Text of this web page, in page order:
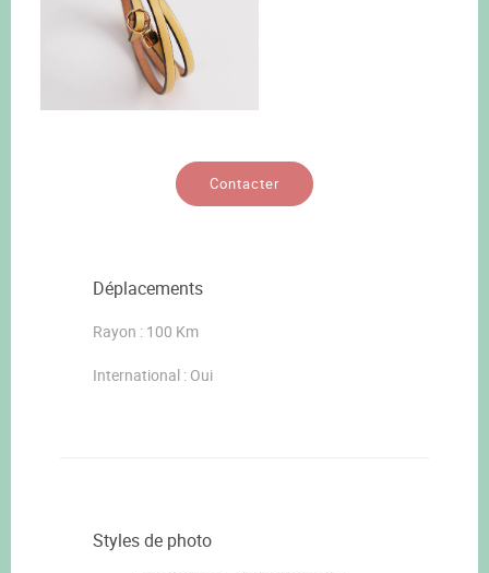
Contacter
Déplacements
Rayon : 100 Km
International : Oui
Styles de photo